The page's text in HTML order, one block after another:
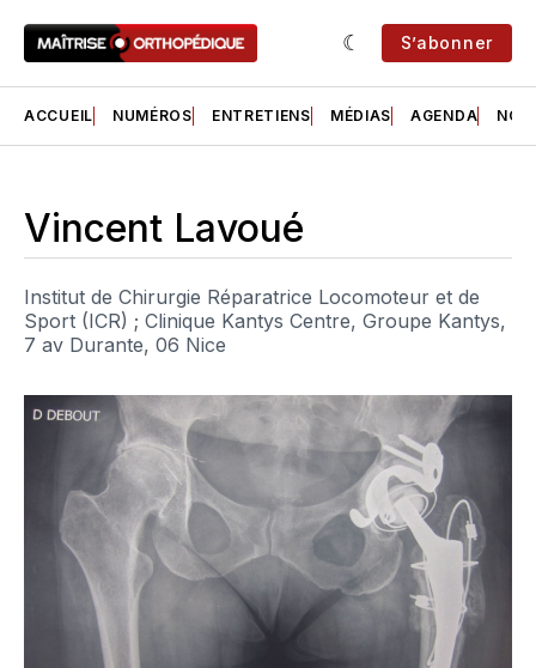
S’abonner
ACCUEIL NUMÉROS ENTRETIENS MÉDIAS AGENDA NOS
Vincent Lavoué
Institut de Chirurgie Réparatrice Locomoteur et de
Sport (ICR) ; Clinique Kantys Centre, Groupe Kantys,
7 av Durante, 06 Nice